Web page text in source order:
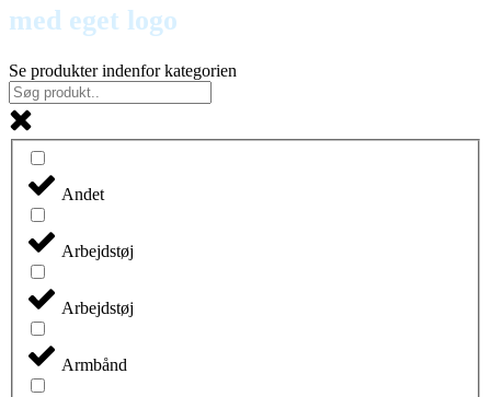
med eget logo
Se produkter indenfor kategorien
Andet
Arbejdstøj
Arbejdstøj
Armbånd